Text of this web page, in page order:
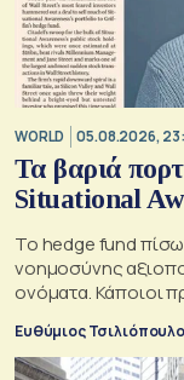
WORLD 05.08.2026,
Τα βαριά
Situational
Το hedge fund πίσω
νοημοσύνης
ονόματα. Κάποιοι
Ευθύμιος